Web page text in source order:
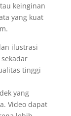
keinginan
yang kuat
ilustrasi
tinggi
yang
Video dapat